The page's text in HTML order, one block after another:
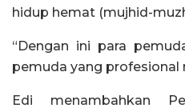
hidup hemat (mujhid-
“Dengan ini para
pemuda yang profesional
Edi menambahkan